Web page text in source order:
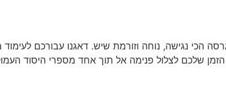
הכי נגישה, נוחה וזורמת שיש. דאגנו עבורכם לעימוד
שלכם לצלול פנימה אל תוך אחד מספרי היסוד